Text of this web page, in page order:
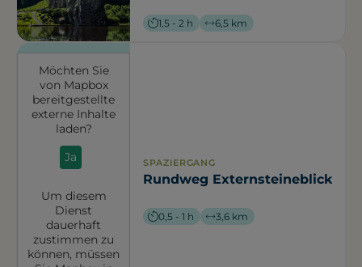
1,5 - 2 h 6,5 km
Möchten Sie
von Mapbox
bereitgestellte
externe Inhalte
laden?
Ja
Um diesem
Dienst
dauerhaft
zustimmen zu
können, müssen
SPAZIERGANG
Rundweg Externsteineblick
0,5 - 1 h 3,6 km